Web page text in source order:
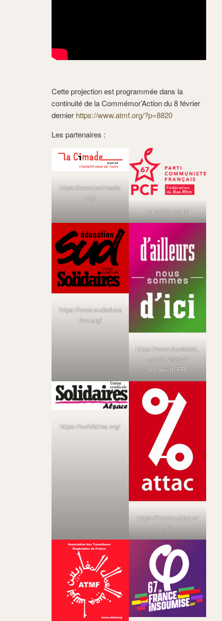
Cette projection est programmée dans la
continuité de la Commémor’Action du 8 février
dernier https://www.atmf.org/?p=8820
Les partenaires :
https://www.lacimade.
org/
http://67.pcf.fr/
https://www.sudeduca
tion.org/
https://www.facebook.
com/DNSI67/?
locale=fr_FR
https://solidaires.org/
https://france.attac.or
g/